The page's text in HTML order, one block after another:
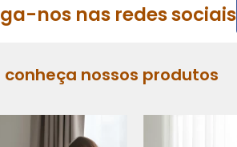
nos nas redes sociais
nossos produtos